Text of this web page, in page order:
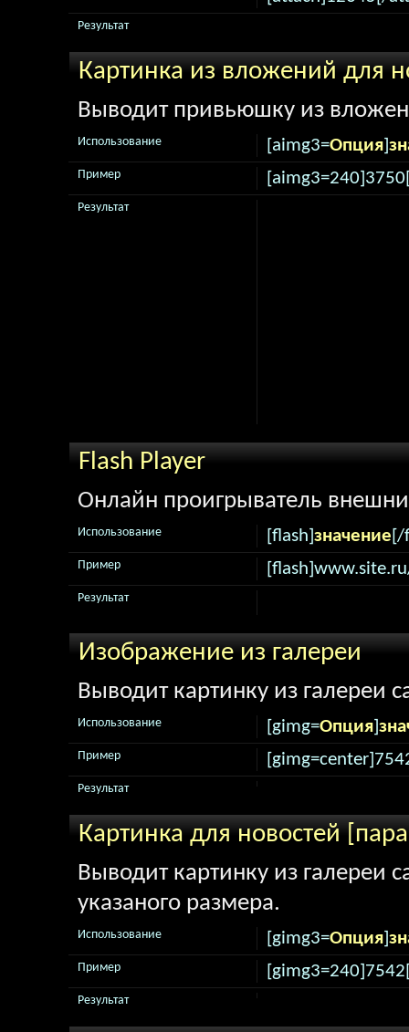
Результат
Картинка из вложений для
Выводит привьюшку из
[aimg3=Опция]
Использование
Пример
Результат
Flash Player
Онлайн проигрыватель
[flash]значение[/
Использование
Пример
Результат
Изображение из галереи
Выводит картинку из галереи
[gimg=Опция]
Использование
Пример
Результат
Картинка для новостей
Выводит картинку из галереи
указаного размера.
[gimg3=Опция]
Использование
Пример
Результат